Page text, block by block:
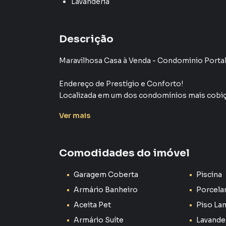
Descrição
Maravilhosa Casa à Venda - Condominio
Endereço de Prestígio e Conforto!
Localizada em um dos condomínios mais
arquitetônico impecável, esta propriedade é
Características do Imóvel:
todas com varandas e espaço para armários
4 Banheiros, com acabamentos luxuosos,
proporcionando praticidade e elegância.
excelente iluminação natural, criando
Ver mais
Comodidades do imóvel
Garagem Coberta Piscina
Armário Banheiro
Aceita Pet
Piso
Armário Suíte